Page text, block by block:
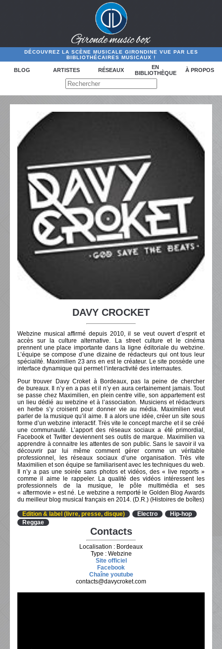
DÉCOUVREZ LA SCÈNE MUSICALE GIRONDINE VUE PAR LES
BIBLIOTHÉCAIRES MUSICAUX !
BLOG ARTISTES RÉSEAUX
EN
BIBLIOTHÈQUE
À PROPOS
DAVY CROCKET
Webzine musical affirmé depuis 2010, il se veut ouvert d’esprit et
accès sur la culture alternative. La street culture et le cinéma
prennent une place importante dans la ligne éditoriale du webzine.
L’équipe se compose d’une dizaine de rédacteurs qui ont tous leur
spécialité. Maximilien 23 ans en est le créateur. Le site possède une
interface dynamique qui permet l’interactivité des internautes.
Pour trouver Davy Croket à Bordeaux, pas la peine de chercher
de bureaux. Il n’y en a pas et il n’y en aura certainement jamais. Tout
se passe chez Maximilien, en plein centre ville, son appartement est
un lieu dédié au webzine et à l’association. Musiciens et rédacteurs
en herbe s’y croisent pour donner vie au média. Maximilien veut
parler de la musique qu’il aime. Il a alors une idée, créer un site sous
forme d’un webzine interactif. Très vite le concept marche et il se créé
une communauté. L’apport des réseaux sociaux a été primordial,
Facebook et Twitter deviennent ses outils de marque. Maximilien va
apprendre à connaitre les attentes de son public. Sans le savoir il va
découvrir par lui même comment gérer comme un véritable
professionnel, les réseaux sociaux d’une organisation. Très vite
Maximilien et son équipe se familiarisent avec les techniques du web.
Il n’y a pas une soirée sans photos et vidéos, des « live reports »
comme il aime le rappeler. La qualité des vidéos intéressent les
professionnels de la musique, le pôle multimédia et ses
« aftermovie » est né. Le webzine a remporté le Golden Blog Awards
du meilleur blog musical français en 2014. (D.R.) (Histoires de boîtes)
Edition & label (livre, presse, disque) Electro
Hip-hop
Reggae
Contacts
Localisation : Bordeaux
Type : Webzine
Site officiel
Facebook
Chaîne youtube
contacts@davycroket.com